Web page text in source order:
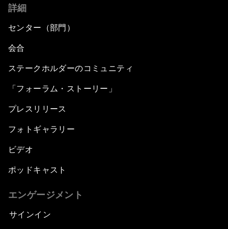
詳細
センター（部門）
会合
ステークホルダーのコミュニティ
「フォーラム・ストーリー」
プレスリリース
フォトギャラリー
ビデオ
ポッドキャスト
エンゲージメント
サインイン